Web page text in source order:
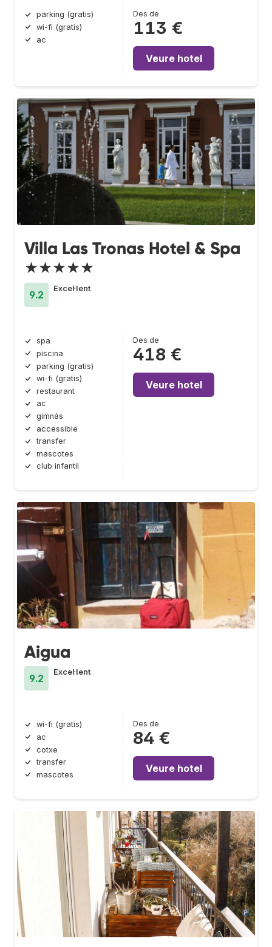
parking (gratis)
wi-fi (gratis)
ac
Des de
113 €
Veure hotel
Villa Las Tronas Hotel & Spa
★★★★★
9.2
Excel·lent
spa
piscina
parking (gratis)
wi-fi (gratis)
restaurant
ac
gimnàs
accessible
transfer
mascotes
club infantil
Des de
418 €
Veure hotel
Aigua
9.2
Excel·lent
wi-fi (gratis)
ac
cotxe
transfer
mascotes
Des de
84 €
Veure hotel